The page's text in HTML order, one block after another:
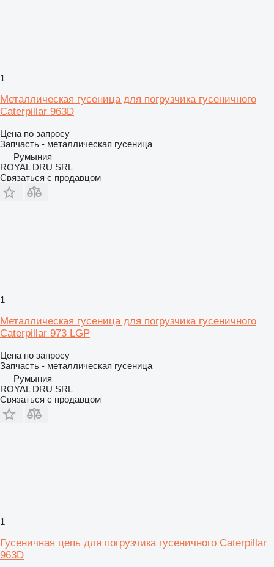
1
Металлическая гусеница для погрузчика гусеничного
Caterpillar 963D
Цена по запросу
Запчасть - металлическая гусеница
Румыния
ROYAL DRU SRL
Связаться с продавцом
1
Металлическая гусеница для погрузчика гусеничного
Caterpillar 973 LGP
Цена по запросу
Запчасть - металлическая гусеница
Румыния
ROYAL DRU SRL
Связаться с продавцом
1
Гусеничная цепь для погрузчика гусеничного Caterpillar
963D